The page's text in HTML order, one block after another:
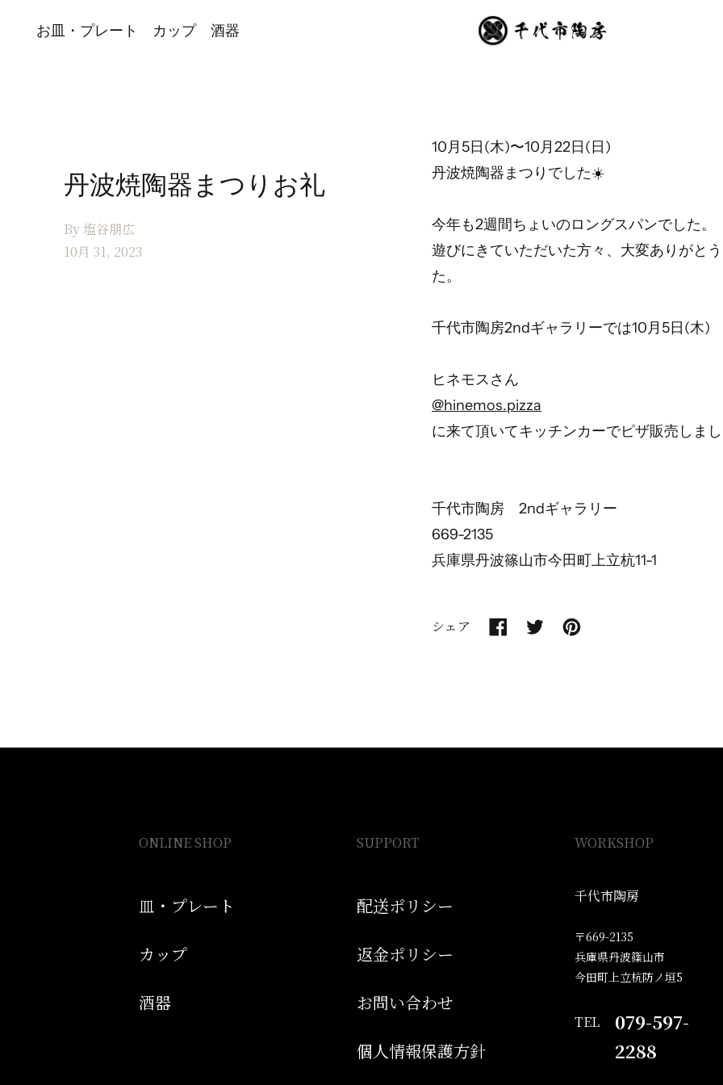
お皿・プレート カップ 酒器
丹波焼陶器まつりお礼
By 塩谷朋広
10月 31, 2023
10月5日(木)〜10月22日(日)
丹波焼陶器まつりでした☀️
今年も2週間ちょいのロングスパンでした。
遊びにきていただいた方々、大変ありがと
た。
千代市陶房2ndギャラリーでは10月5日(木)
ヒネモスさん
@hinemos.pizza
に来て頂いてキッチンカーでピザ販売しま
千代市陶房 2ndギャラリー
669-2135
兵庫県丹波篠山市今田町上立杭11-1
シェア
ONLINE SHOP
皿・プレート
カップ
酒器
SUPPORT
配送ポリシー
返金ポリシー
お問い合わせ
個人情報保護方針
WORKSHOP
千代市陶房
〒669-2135
兵庫県丹波篠山市
今田町上立杭防ノ垣5
TEL
079-597-
2288